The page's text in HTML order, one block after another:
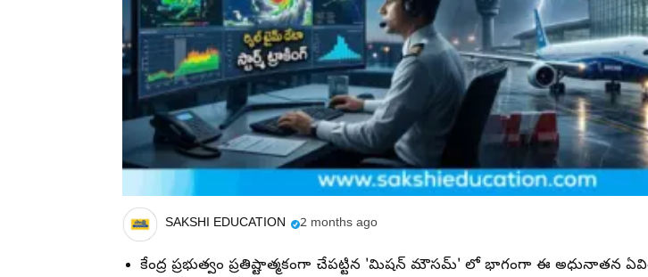
SAKSHI EDUCATION 2 months ago
కేంద్ర ప్రభుత్వం ప్రతిష్టాత్మకంగా చేపట్టిన 'మిషన్ మౌసమ్' లో భాగంగా ఈ అధునాతన